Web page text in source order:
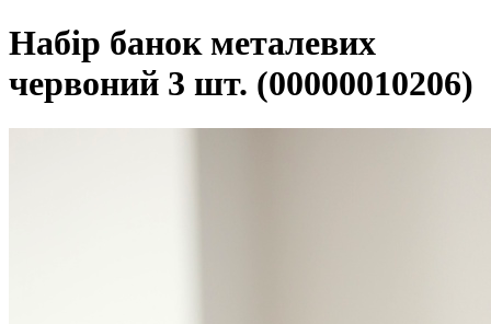
Набір банок металевих
червоний 3 шт. (00000010206)